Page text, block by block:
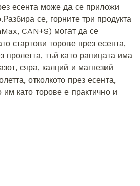
есента може да се приложи
се, горните три продукта
CAN+S) могат да се
стартови торове през есента,
пролетта, тъй като рапицата има
сяра, калций и магнезий
отколкото през есента,
им като торове е практично и